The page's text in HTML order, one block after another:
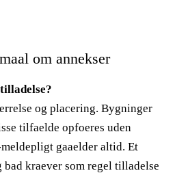
om annekser
og placering. Bygninger
tilfaelde opfoeres uden
gaaelder altid. Et
bad kraever som regel tilladelse